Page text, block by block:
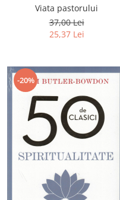
Viata pastorului
37,00 Lei
25,37 Lei
-20%